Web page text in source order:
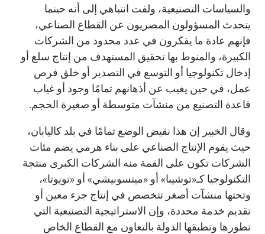
والسياسات التصنيعية، ولفت انتباهي إلى أنه حينما
يتحدث المسؤولون المصريون عن القطاع الصناعي،
فإنهم عادة ما يفكرون في عدد محدود من الشركات
الكبيرة، والمنوط بها تحقيق المستهدف من إنتاج سلع أو
إدخال تكنولوجيا أو التوسع في التصدير أو خلق فرص
عمل، في حين يغيب عن أذهانهم تمامًا وجود أو غياب
قاعدة التصنيع من منشآت متوسطة أو صغيرة الحجم.
وقال الخبير إن هذا نقيض الوضع تمامًا في بلد كاليابان،
حيث يقوم الإنتاج الصناعي على بناء هرمي يضم مئات
الشركات تكون على القمة منه الشركات الكبرى منتجة
التكنولوجيا كـ«توشيبا» أو «ميتسوبيشي» أو «تويوتا»،
وتحتها منشآت أصغر تتخصص في إنتاج جزء معين أو
تقديم خدمة محددة، وإن الاستراتيجية التصنيعية التي
تطورها وتطبقها الدولة بالتعاون مع القطاع الخاص